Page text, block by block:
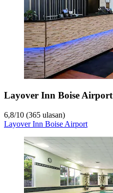
Layover Inn Boise Airport
6,8/10 (365 ulasan)
Layover Inn Boise Airport